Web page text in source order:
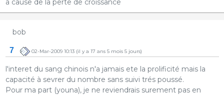
bob
7 02-Mar-2009 10:13(il y a 17 ans 5 mois 5 jours)
l'interet du sang chinois n'a jamais ete la prolificité mais la
capacité à sevrer du nombre sans suivi trés poussé.
Pour ma part (youna), je ne reviendrais surement pas en